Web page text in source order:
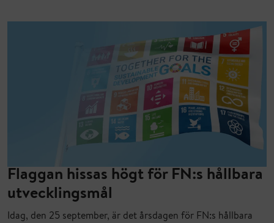
Flaggan hissas högt för FN:s hållbara
utvecklingsmål
Idag, den 25 september, är det årsdagen för FN:s hållbara